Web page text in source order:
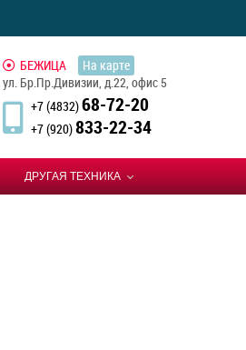
БЕЖИЦА
На карте
ул. Бр.Пр.Дивизии, д.22, офис 5
+7 (4832)68-72-20
+7 (920)833-22-34
ДРУГАЯ ТЕХНИКА